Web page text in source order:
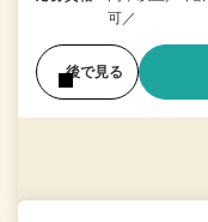
可／
後で見る